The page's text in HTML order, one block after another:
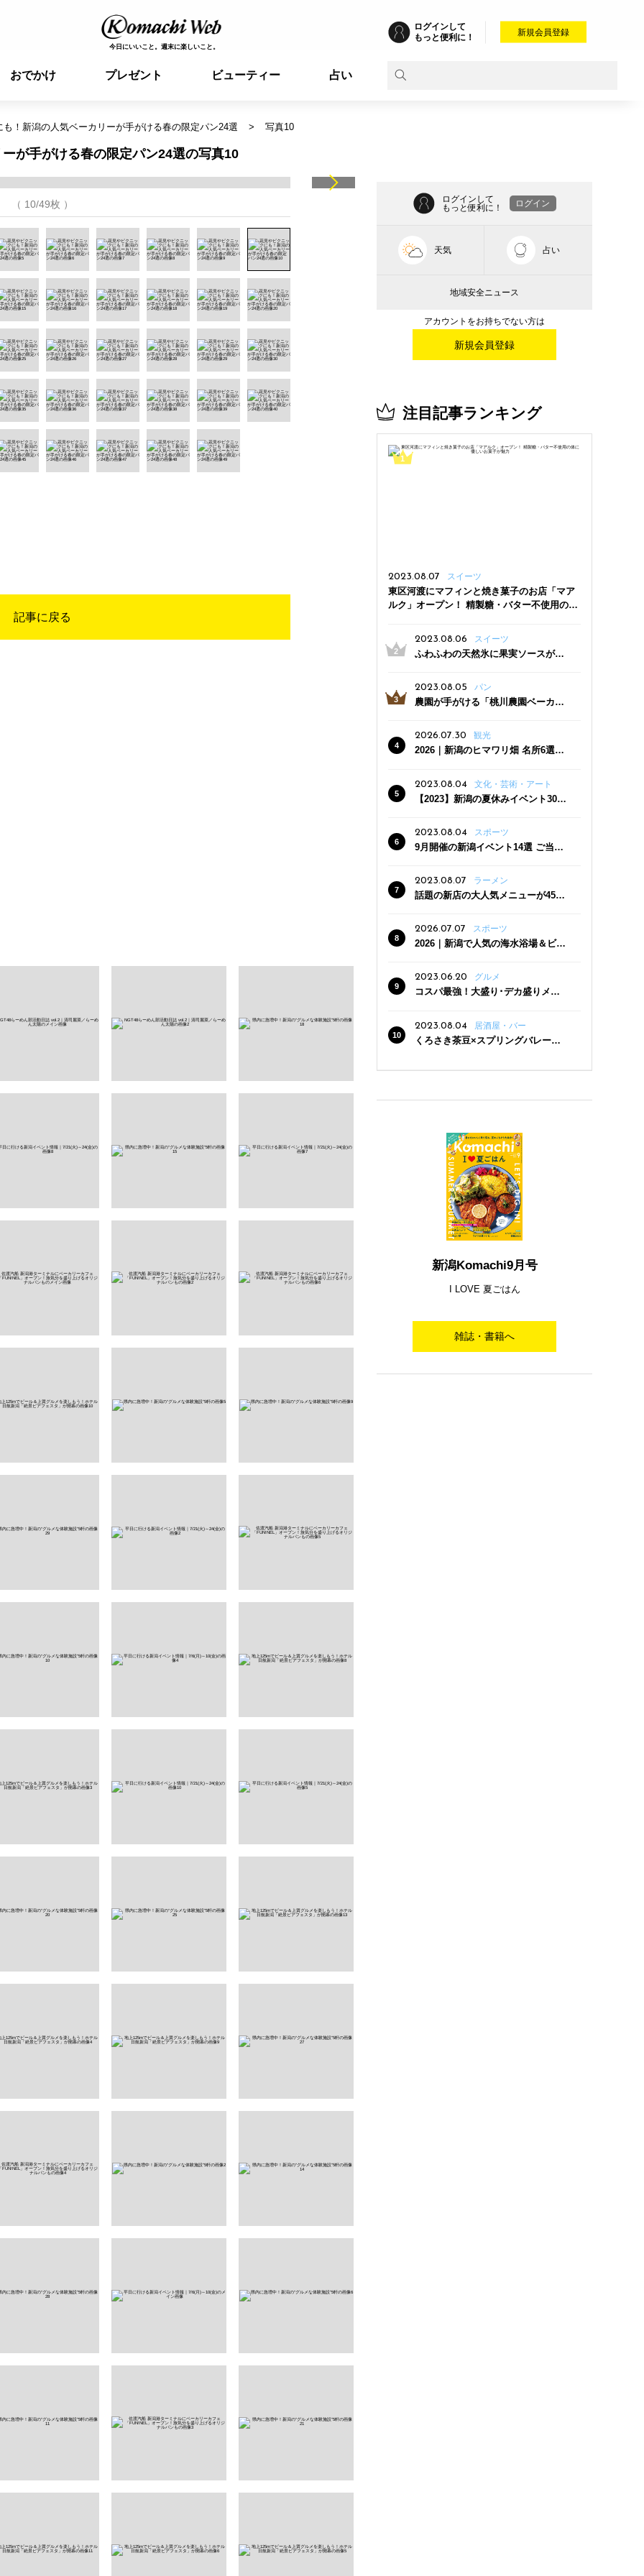
今日にいいこと。週末に楽しいこと。
ログインして
もっと便利に！
新規会員登録
おでかけ プレゼント ビューティー 占い
！新潟の人気ベーカリーが手がける春の限定パン24選 写真10
が手がける春の限定パン24選の写真10
（ 10/49枚 ）
記事に戻る
ログインして
もっと便利に！
ログイン
天気 占い
地域安全ニュース
アカウントをお持ちでない方は
新規会員登録
注目記事ランキング
2023.08.07 スイーツ
東区河渡にマフィンと焼き菓子のお店「マア
ルク」オープン！ 精製糖・バター不使用の体
2023.08.06
スイーツ
ふわふわの天然氷に果実ソースがた
三条駅近くにオープン
2023.08.05 パン
農園が手がける「桃川農園ベーカリ
った焼きたてパンのほか、ジェラー
トやスムージーも
2026.07.30 観光
2026｜新潟のヒマワリ畑 名所6選
2023.08.04
文化・芸術・アート
【2023】新潟の夏休みイベント30
2023.08.04
スポーツ
9月開催の新潟イベント14選 ご当地
2023.08.07 ラーメン
話題の新店の大人気メニューが450
クーポン登場
2026.07.07 スポーツ
2026｜新潟で人気の海水浴場＆ビー
2023.06.20
グルメ
コスパ最強！大盛り･デカ盛りメニ
2023.08.04
居酒屋・バー
くろさき茶豆×スプリングバレー豊
新潟Komachi9月号
I LOVE 夏ごはん
雑誌・書籍へ